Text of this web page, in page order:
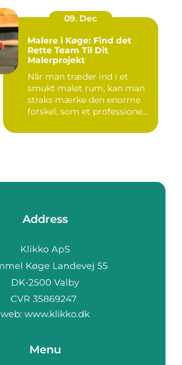
09. Dec
Malere i Køge: Find det
Rette Team Til Dit
Malerprojekt
Når man træder ind i et
smukt malet rum, kan man
straks mærke den enorme
forskel, som et professione...
Address
web: www.klikko.dk
Menu